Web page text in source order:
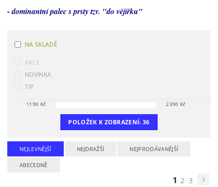
- dominantní palec s prsty tzv. "do vějířku"
NA SKLADĚ
AKCE
NOVINKA
TIP
1190 Kč 2390 Kč
POLOŽEK K ZOBRAZENÍ:36
NEJLEVNĚJŠÍ NEJDRAŽŠÍ NEJPRODÁVANĚJŠÍ
ABECEDNĚ
1 2 3